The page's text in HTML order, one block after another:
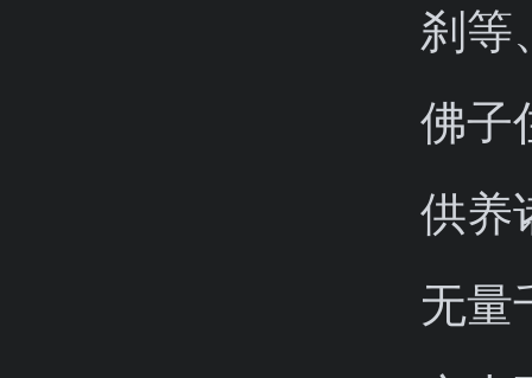
刹等
佛子
供养
无量